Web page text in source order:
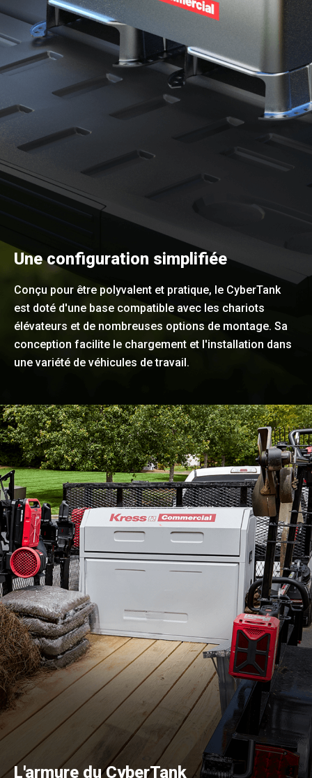
Une configuration simplifiée
Conçu pour être polyvalent et pratique, le CyberTank
est doté d'une base compatible avec les chariots
élévateurs et de nombreuses options de montage. Sa
conception facilite le chargement et l'installation dans
une variété de véhicules de travail.
L'armure du CyberTank